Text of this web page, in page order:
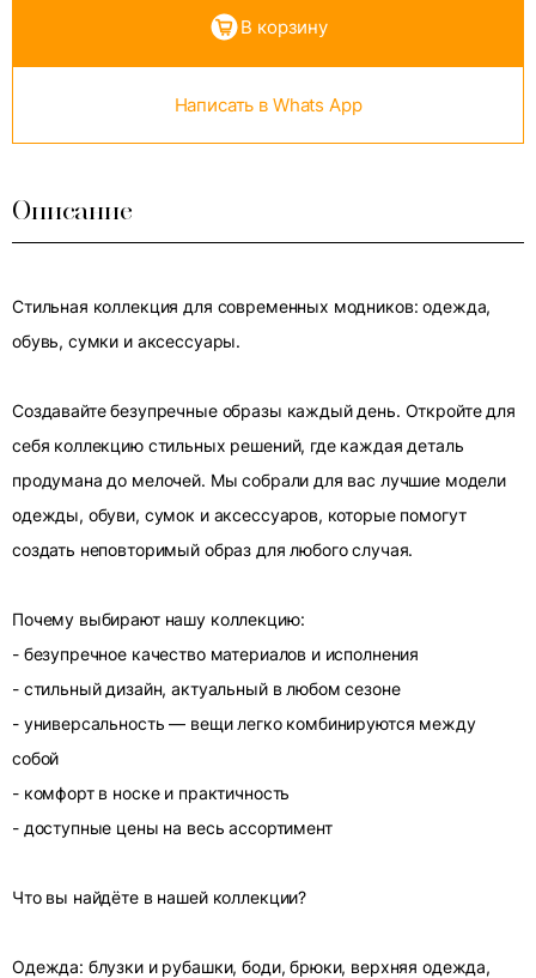
В корзину
Написать в Whats App
Описание
Стильная коллекция для современных модников: одежда,
обувь, сумки и аксессуары.
Создавайте безупречные образы каждый день. Откройте для
себя коллекцию стильных решений, где каждая деталь
продумана до мелочей. Мы собрали для вас лучшие модели
одежды, обуви, сумок и аксессуаров, которые помогут
создать неповторимый образ для любого случая.
Почему выбирают нашу коллекцию:
- безупречное качество материалов и исполнения
- стильный дизайн, актуальный в любом сезоне
- универсальность — вещи легко комбинируются между
собой
- комфорт в носке и практичность
- доступные цены на весь ассортимент
Что вы найдёте в нашей коллекции?
Одежда: блузки и рубашки, боди, брюки, верхняя одежда,